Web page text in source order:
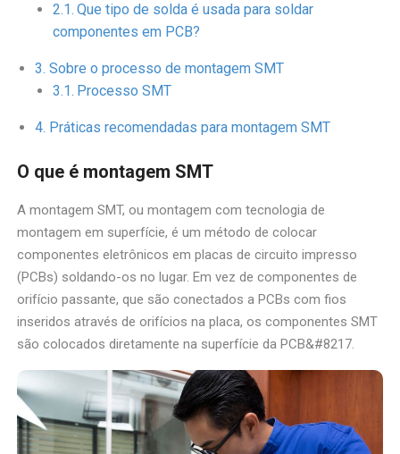
Que tipo de solda é usada para soldar
componentes em PCB?
Sobre o processo de montagem SMT
Processo SMT
Práticas recomendadas para montagem SMT
O que é montagem SMT
A montagem SMT, ou montagem com tecnologia de
montagem em superfície, é um método de colocar
componentes eletrônicos em placas de circuito impresso
(PCBs) soldando-os no lugar. Em vez de componentes de
orifício passante, que são conectados a PCBs com fios
inseridos através de orifícios na placa, os componentes SMT
são colocados diretamente na superfície da PCB&#8217.